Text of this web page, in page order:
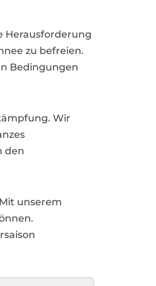
Herausforderung
zu befreien.
Bedingungen
Wir
den
unserem